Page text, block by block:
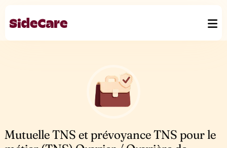
Mutuelle TNS et prévoyance TNS pour le